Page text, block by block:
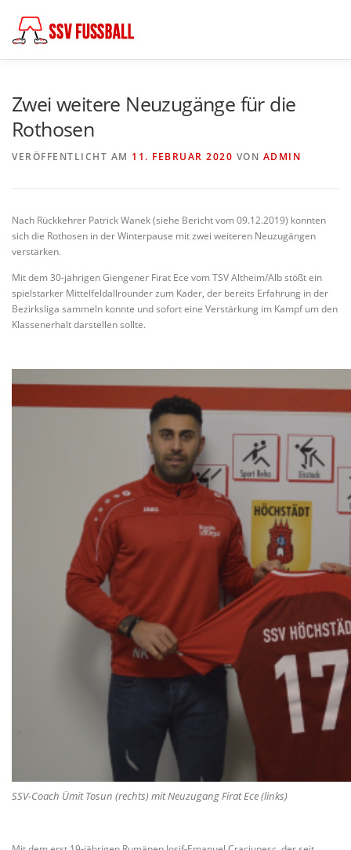
Inhalt
springen
Zwei weitere Neuzugänge für die
Rothosen
VERÖFFENTLICHT AM 11. FEBRUAR 2020 VON ADMIN
Nach Rückkehrer Patrick Wanek (siehe Bericht vom 09.12.2019) konnten
sich die Rothosen in der Winterpause mit zwei weiteren Neuzugängen
verstärken.
Mit dem 30-jährigen Giengener Firat Ece vom TSV Altheim/Alb stößt ein
spielstarker Mittelfeldallrounder zum Kader, der bereits Erfahrung in der
Bezirksliga sammeln konnte und sofort eine Verstärkung im Kampf um den
Klassenerhalt darstellen sollte.
SSV-Coach Ümit Tosun (rechts) mit Neuzugang Firat Ece (links)